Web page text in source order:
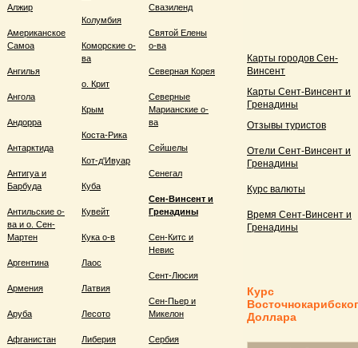
Алжир
Американское
Самоа
Ангилья
Ангола
Андорра
Антарктида
Антигуа и
Барбуда
Антильские о-
ва и о. Сен-
Мартен
Аргентина
Армения
Аруба
Афганистан
Колумбия
Коморские о-
ва
о. Крит
Крым
Коста-Рика
Кот-д'Ивуар
Куба
Кувейт
Кука о-в
Лаос
Латвия
Лесото
Либерия
Свазиленд
Святой Елены
о-ва
Северная Корея
Северные
Марианские о-
ва
Сейшелы
Сенегал
Сен-Винсент и
Гренадины
Сен-Китс и
Невис
Сент-Люсия
Сен-Пьер и
Микелон
Сербия
Карты городов Сен-
Винсент
Карты Сент-Винсент и
Гренадины
Отзывы туристов
Отели Сент-Винсент и
Гренадины
Курс валюты
Время Сент-Винсент и
Гренадины
Курс
Доллара